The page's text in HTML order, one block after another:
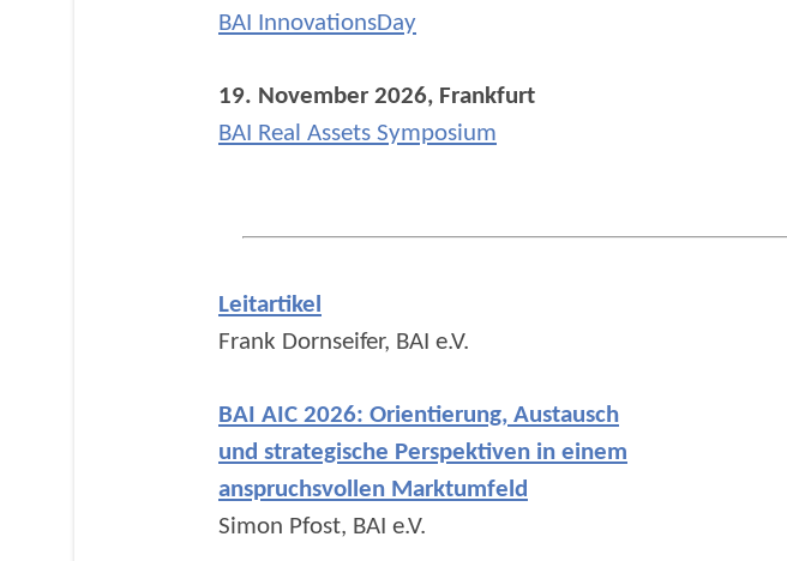
BAI InnovationsDay
19. November 2026, Frankfurt
BAI Real Assets Symposium
Leitartikel
Frank Dornseifer, BAI e.V.
BAI AIC 2026: Orientierung, Austausch
und strategische Perspektiven in einem
anspruchsvollen Marktumfeld
Simon Pfost, BAI e.V.